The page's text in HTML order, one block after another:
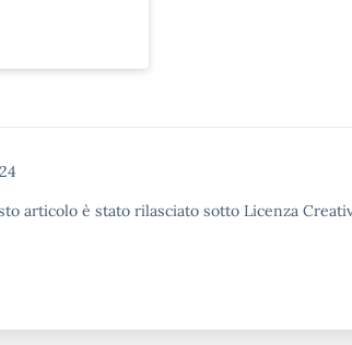
articolo è stato rilasciato sotto Licenza